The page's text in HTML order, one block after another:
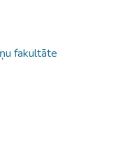
fakultāte